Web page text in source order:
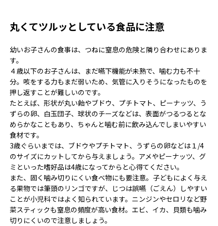
丸くてツルッとしている食品に注意
幼いお子さんの食事は、つねに窒息の危険と隣り合わせにありま
す。
４歳以下のお子さんは、まだ嚥下機能が未熟で、噛む力も不十
分。咳をする力もまだ弱いため、気管に入りそうになったものを
押し返すことが難しいのです。
たとえば、形状が丸い飴やブドウ、プチトマト、ピーナッツ、う
ずらの卵、白玉団子、球状のチーズなどは、表面がつるつるとな
めらかなこともあり、ちゃんと噛む前に飲み込んでしまいやすい
食材です。
3歳ぐらいまでは、ブドウやプチトマト、うずらの卵などは１/4
のサイズにカットしてから与えましょう。アメやピーナッツ、グ
ミといった嗜好品は4歳になってからと心得てください。
また、固く噛み切りにくい食べ物にも要注意。子どもによく与え
る果物では筆頭のリンゴですが、じつは誤嚥（ごえん）しやすい
ことが小児科ではよく知られています。ニンジンやセロリなど野
菜スティックも窒息の頻度が高い食材。エビ、イカ、貝類も噛み
切りにくいので注意しましょう。